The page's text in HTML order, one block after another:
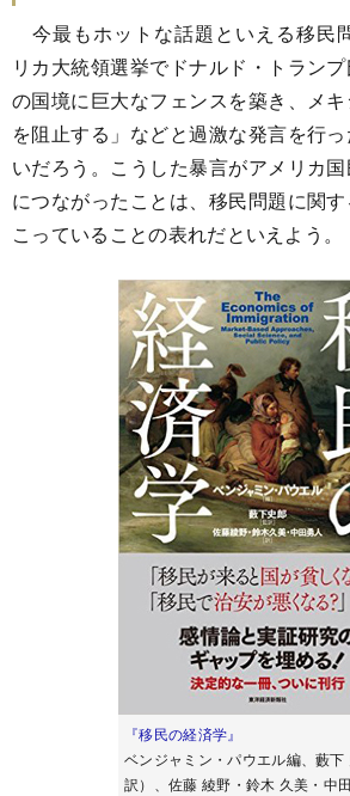
今最もホットな話題といえる移民
リカ大統領選挙でドナルド・トラン
の国境に巨大なフェンスを築き、メ
を阻止する」などと過激な発言を行
いだろう。こうした暴言がアメリカ
につながったことは、移民問題に関
こっていることの表れだといえよう。
『移民の経済学』
ベンジャミン・パウエル編、藪下
訳）、佐藤 綾野・鈴木 久美・中